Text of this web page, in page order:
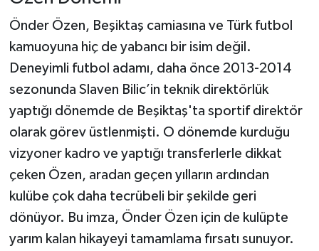
​Önder Özen, Beşiktaş camiasına ve Türk futbol
kamuoyuna hiç de yabancı bir isim değil.
Deneyimli futbol adamı, daha önce 2013-2014
sezonunda Slaven Bilic’in teknik direktörlük
yaptığı dönemde de Beşiktaş'ta sportif direktör
olarak görev üstlenmişti. O dönemde kurduğu
vizyoner kadro ve yaptığı transferlerle dikkat
çeken Özen, aradan geçen yılların ardından
kulübe çok daha tecrübeli bir şekilde geri
dönüyor. Bu imza, Önder Özen için de kulüpte
yarım kalan hikayeyi tamamlama fırsatı sunuyor.